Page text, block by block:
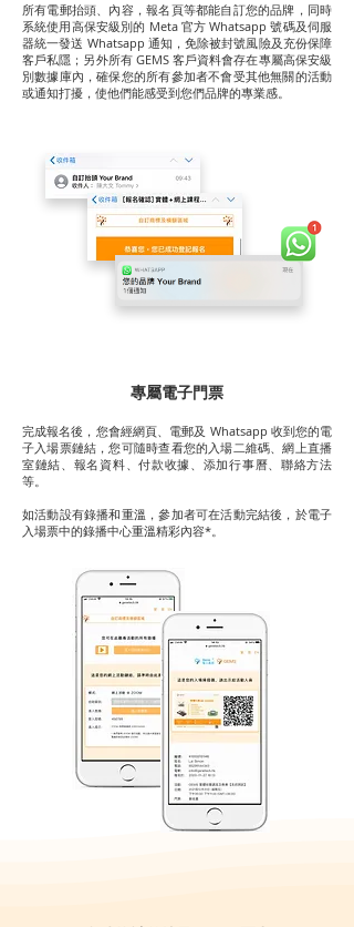
所有電郵抬頭、內容，報名頁等都能自訂您的品牌，同時
系統使用高保安級別的 Meta 官方 Whatsapp 號碼及伺服
器統一發送 Whatsapp 通知，免除被封號風險及充份保障
客戶私隱；另外所有 GEMS 客戶資料會存在專屬高保安級
別數據庫內，確保您的所有參加者不會受其他無關的活動
或通知打擾，使他們能感受到您們品牌的專業感。
專屬電子門票
完成報名後，您會經網頁、電郵及 Whatsapp 收到您的電
子入場票鏈結，您可隨時查看您的入場二維碼、網上直播
室鏈結、報名資料、付款收據、添加行事曆、聯絡方法
等。
如活動設有錄播和重溫，參加者可在活動完結後，於電子
入場票中的錄播中心重溫精彩內容*。